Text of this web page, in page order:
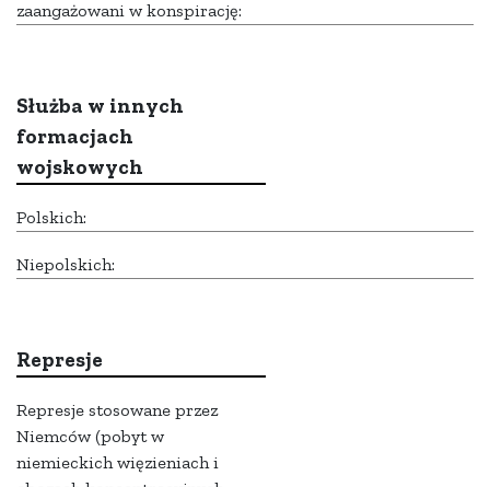
zaangażowani w konspirację:
Służba w innych
formacjach
wojskowych
Polskich:
Niepolskich:
Represje
Represje stosowane przez
Niemców (pobyt w
niemieckich więzieniach i